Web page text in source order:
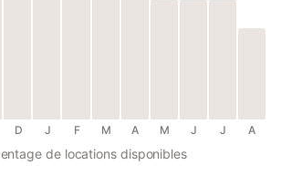
D J F M A M J J A
de locations disponibles